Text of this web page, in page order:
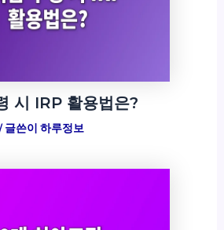
시 IRP 활용법은?
글쓴이 하루정보